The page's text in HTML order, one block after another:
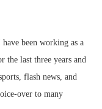
been working as a
the last three years and
flash news, and
over to many